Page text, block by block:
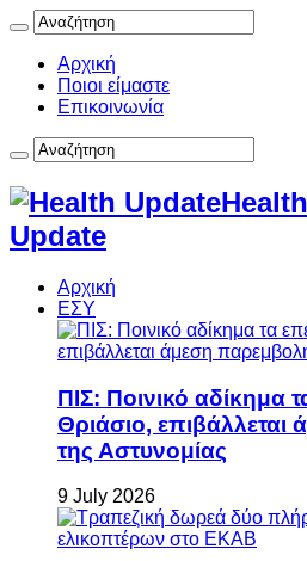
Αρχική
Ποιοι είμαστε
Επικοινωνία
Update
Αρχική
ΕΣΥ
ΠΙΣ: Ποινικό αδίκημα
Θριάσιο,
της Αστυνομίας
9 July 2026